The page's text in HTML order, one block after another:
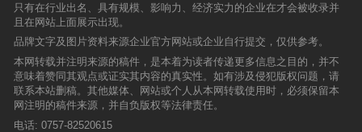
只有在行业出名、具有规模、影响力、经济实力的企业在才会被收录并
且在网站上面展示出现。
品牌文字及图片资料来源企业官方网站或企业自行提交，仅供参考。
本网转载并注明来源的稿件，是本着为读者传递更多信息之目的，并不
意味着赞同其观点或证实其内容的真实性。如有涉及侵犯版权问题，请
联系本站删稿。其他媒体、网站或个人从本网转载使用时，必须保留本
网注明的稿件来源，并自负版权等法律责任。
电话: 0757-82520615